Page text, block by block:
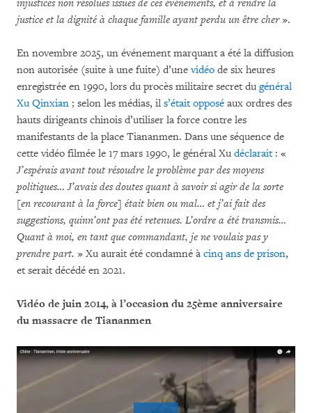
injustices non résolues issues de ces événements, et à rendre la
justice et la dignité à chaque famille ayant perdu un être cher».
En novembre 2025, un événement marquant a été la diffusion
non autorisée (suite à une fuite) d’unevidéo de six heures
enregistrée en 1990, lors du procès militaire secret du général
Xu Qinxian ; selon les médias, il s’était opposé aux ordres des
hauts dirigeants chinois d’utiliser la force contre les
manifestants de la place Tiananmen. Dans une séquence de
cette vidéo filmée le 17 mars 1990, le général Xu déclarait: «
J’espérais avant tout résoudre le problème par des moyens
politiques… J’avais des doutes quant à savoir si agir de la sorte
[en recourant à la force] était bien ou mal… et j’ai fait des
suggestions, quinn’ont pas été retenues. L’ordre a été transmis…
Quant à moi, en tant que commandant, je ne voulais pas y
prendre part. » Xu aurait été condamné à cinq ans de prison,
et serait décédé en 2021.
Vidéo de juin 2014, à l’occasion du 25ème anniversaire
du massacre de Tiananmen